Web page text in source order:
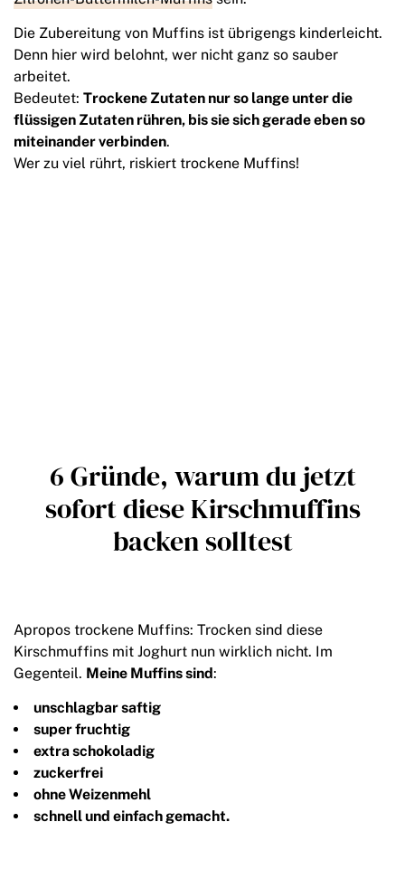
Die Zubereitung von Muffins ist übrigengs kinderleicht.
Denn hier wird belohnt, wer nicht ganz so sauber
arbeitet.
Bedeutet: Trockene Zutaten nur so lange unter die
flüssigen Zutaten rühren, bis sie sich gerade eben so
miteinander verbinden.
Wer zu viel rührt, riskiert trockene Muffins!
6 Gründe, warum du jetzt
sofort diese Kirschmuffins
backen solltest
Apropos trockene Muffins: Trocken sind diese
Kirschmuffins mit Joghurt nun wirklich nicht. Im
Gegenteil. Meine Muffins sind:
unschlagbar saftig
super fruchtig
extra schokoladig
zuckerfrei
ohne Weizenmehl
schnell und einfach gemacht.